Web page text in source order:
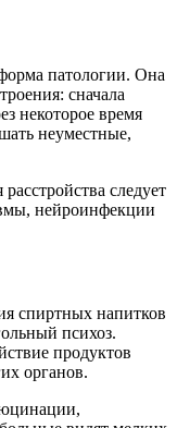
патологии. Она
сначала
некоторое время
неуместные,
следует
нейроинфекции
спиртных напитков
психоз.
продуктов
органов.